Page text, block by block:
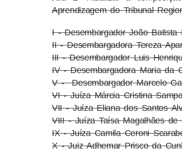
Aprendizagem do Tribunal
I - Desembargador João
II - Desembargadora Tereza
III - Desembargador Luis
IV - Desembargadora Maria da
V - Desembargador Marcelo
VI - Juíza Márcia Cristina
VII - Juíza Eliana dos Santos
VIII - Juíza Taísa Magalhães de
IX - Juíza Camila Ceroni
X - Juiz Adhemar Prisco da